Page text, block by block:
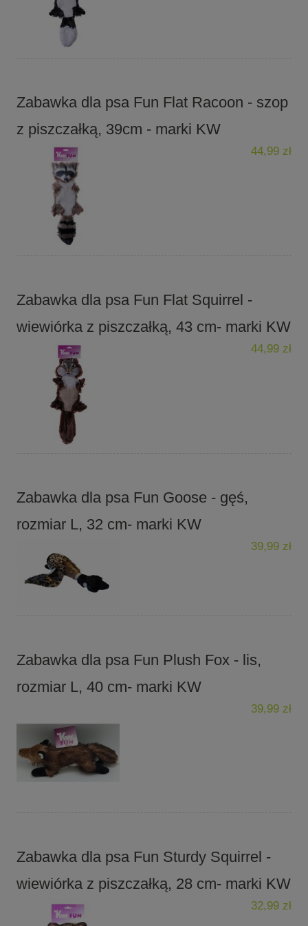
Zabawka dla psa Fun Flat Racoon - szop
z piszczałką, 39cm - marki KW
44,99 zł
Zabawka dla psa Fun Flat Squirrel -
wiewiórka z piszczałką, 43 cm- marki KW
44,99 zł
Zabawka dla psa Fun Goose - gęś,
rozmiar L, 32 cm- marki KW
39,99 zł
Zabawka dla psa Fun Plush Fox - lis,
rozmiar L, 40 cm- marki KW
39,99 zł
Zabawka dla psa Fun Sturdy Squirrel -
wiewiórka z piszczałką, 28 cm- marki KW
32,99 zł